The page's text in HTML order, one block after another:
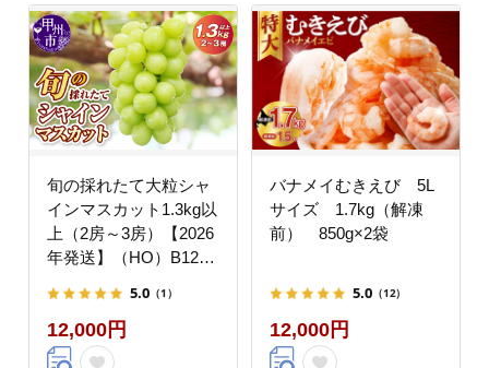
旬の採れたて大粒シャ
インマスカット1.3kg以
上（2房～3房）【2026
年発送】（HO）B12-
5.0 （1）
12,000円
バナメイむきえび 5L
サイズ 1.7kg（解凍
前） 850g×2袋
5.0 （12）
12,000円